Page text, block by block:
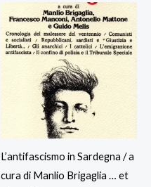
L’antifascismo in Sardegna / a
cura di Manlio Brigaglia … et